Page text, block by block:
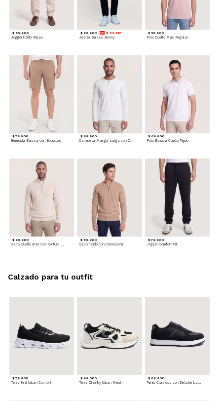
$ 89.900
Jogger Utility Relax
$ 99.900 $ 89.910
Jeans Básico Skinny
$ 59.900
Polo Cuello Mao Regular
$ 79.900
Bermuda Básica con Bolsillos
$ 69.900
Camiseta Manga Larga con Cuello Henley
$ 69.900
Polo Básica Cuello Tejido
$ 99.900
Saco Cuello Alto con Textura Trenzada
$ 89.900
Saco Tejido con Cremallera
$ 79.900
Jogger Comfort Fit
$ 79.900
Tenis Knit Urban Comfort
$ 99.000
Tenis Chunky Urban Mesh
$ 89.900
Tenis Clásicos con Detalle Lateral
Calzado para tu outfit